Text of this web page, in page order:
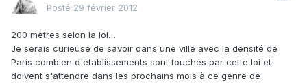
Posté 29 février 2012
200 mètres selon la loi…
Je serais curieuse de savoir dans une ville avec la densité de
Paris combien d'établissements sont touchés par cette loi et
doivent s'attendre dans les prochains mois à ce genre de